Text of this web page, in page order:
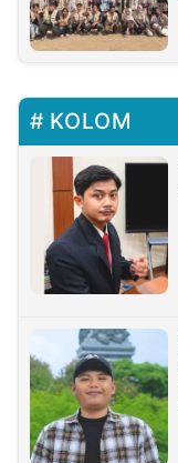
KOLOM